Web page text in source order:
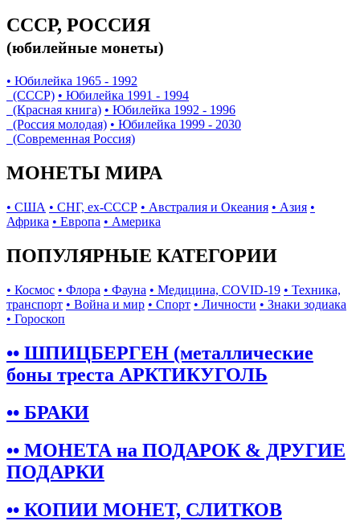
СССР, РОССИЯ
(юбилейные монеты)
• Юбилейка 1965 - 1992
(СССР) • Юбилейка 1991 - 1994
(Красная книга) • Юбилейка 1992 - 1996
(Россия молодая) • Юбилейка 1999 - 2030
(Современная Россия)
МОНЕТЫ МИРА
• США • СНГ, ex-СССР • Австралия и Океания • Азия •
Африка • Европа • Америка
ПОПУЛЯРНЫЕ КАТЕГОРИИ
• Космос • Флора • Фауна • Медицина, COVID-19 • Техника,
транспорт • Война и мир • Спорт • Личности • Знаки зодиака
• Гороскоп
•• ШПИЦБЕРГЕН (металлические
боны треста АРКТИКУГОЛЬ
•• БРАКИ
•• МОНЕТА на ПОДАРОК & ДРУГИЕ
ПОДАРКИ
•• КОПИИ МОНЕТ, СЛИТКОВ